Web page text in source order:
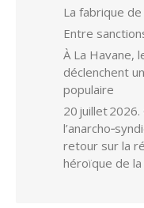
La fabrique de
Entre
À La Havane,
déclenchent
populaire
20 juillet
retour sur la
héroïque de